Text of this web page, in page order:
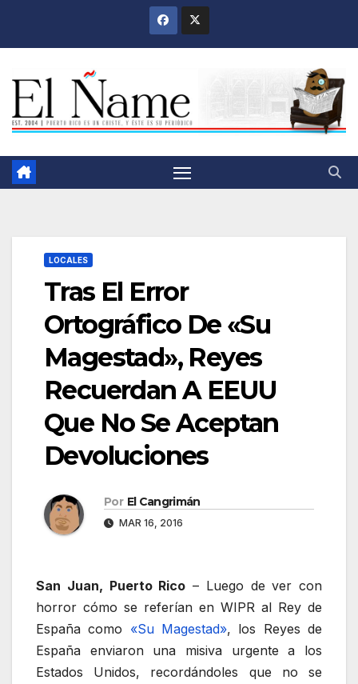
LOCALES
Tras El Error
Ortográfico De «Su
Magestad», Reyes
Recuerdan A EEUU
Que No Se Aceptan
Devoluciones
Por El Cangrimán
MAR 16, 2016
San Juan, Puerto Rico – Luego de ver con
horror cómo se referían en WIPR al Rey de
España como «Su Magestad», los Reyes de
España enviaron una misiva urgente a los
Estados Unidos, recordándoles que no se